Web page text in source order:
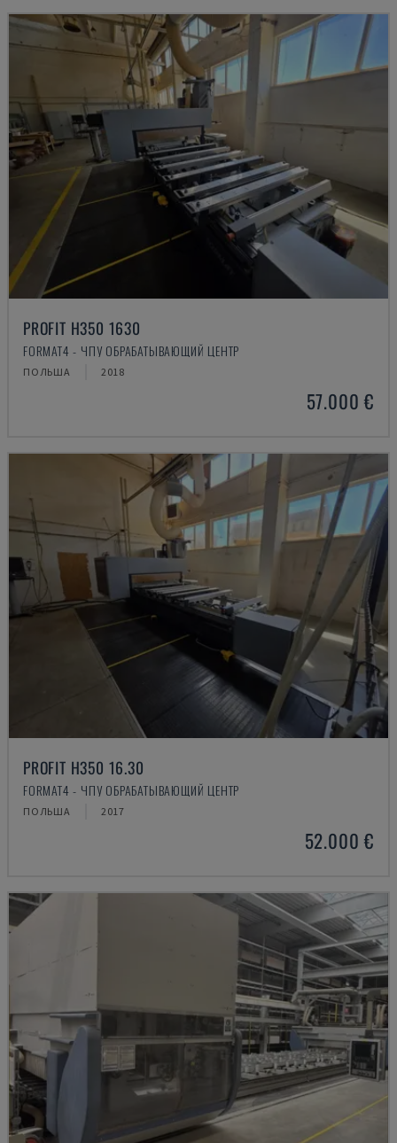
PROFIT H350 1630
FORMAT4 - ЧПУ ОБРАБАТЫВАЮЩИЙ ЦЕНТР
ПОЛЬША 2018
57.000 €
PROFIT H350 16.30
FORMAT4 - ЧПУ ОБРАБАТЫВАЮЩИЙ ЦЕНТР
ПОЛЬША 2017
52.000 €